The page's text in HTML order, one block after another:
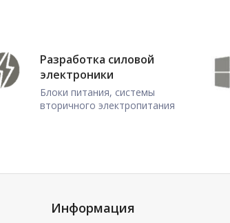
Разработка силовой
электроники
Блоки питания, системы
вторичного электропитания
Информация